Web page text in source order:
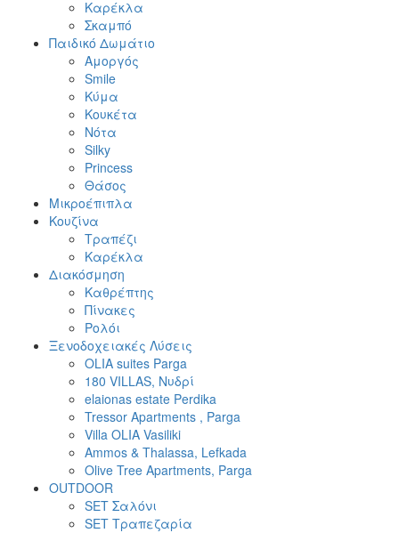
Καρέκλα
Σκαμπό
Παιδικό Δωμάτιο
Αμοργός
Smile
Κύμα
Κουκέτα
Νότα
Silky
Princess
Θάσος
Μικροέπιπλα
Κουζίνα
Τραπέζι
Καρέκλα
Διακόσμηση
Καθρέπτης
Πίνακες
Ρολόι
Ξενοδοχειακές Λύσεις
OLIA suites Parga
180 VILLAS, Νυδρί
elaionas estate Perdika
Tressor Apartments , Parga
Villa OLIA Vasiliki
Ammos & Thalassa, Lefkada
Olive Tree Apartments, Parga
OUTDOOR
SET Σαλόνι
SET Τραπεζαρία